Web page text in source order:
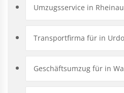
Umzugsservice in Rheinau
Transportfirma für in
Geschäftsumzug für in